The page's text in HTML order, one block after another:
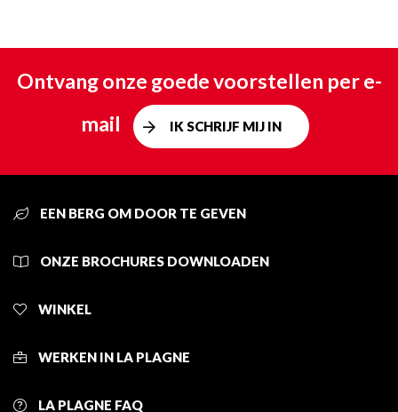
Ontvang onze goede voorstellen per e-
mail
IK SCHRIJF MIJ IN
EEN BERG OM DOOR TE GEVEN
ONZE BROCHURES DOWNLOADEN
WINKEL
WERKEN IN LA PLAGNE
LA PLAGNE FAQ